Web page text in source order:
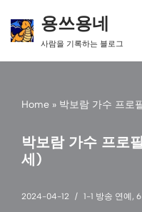
콘
용쓰용네
사람을 기록하는 블로그
Home » 박보람 가수 프로
박보람 가수 프로
세)
2024-04-12 1-1 방송 연예 ,